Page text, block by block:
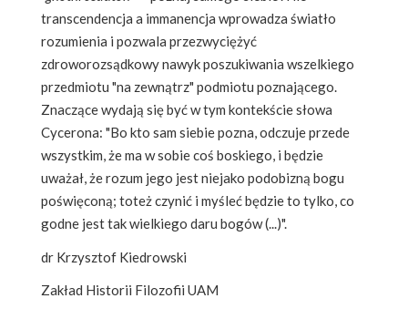
transcendencja a immanencja wprowadza światło
rozumienia i pozwala przezwyciężyć
zdroworozsądkowy nawyk poszukiwania wszelkiego
przedmiotu "na zewnątrz" podmiotu poznającego.
Znaczące wydają się być w tym kontekście słowa
Cycerona: "Bo kto sam siebie pozna, odczuje przede
wszystkim, że ma w sobie coś boskiego, i będzie
uważał, że rozum jego jest niejako podobizną bogu
poświęconą; toteż czynić i myśleć będzie to tylko, co
godne jest tak wielkiego daru bogów (...)".
dr Krzysztof Kiedrowski
Zakład Historii Filozofii UAM